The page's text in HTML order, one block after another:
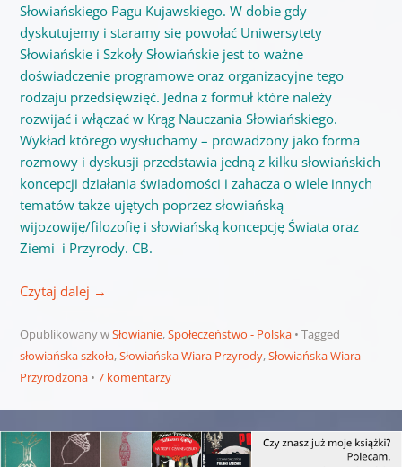
Słowiańskiego Pagu Kujawskiego. W dobie gdy
dyskutujemy i staramy się powołać Uniwersytety
Słowiańskie i Szkoły Słowiańskie jest to ważne
doświadczenie programowe oraz organizacyjne tego
rodzaju przedsięwzięć. Jedna z formuł które należy
rozwijać i włączać w Krąg Nauczania Słowiańskiego.
Wykład którego wysłuchamy – prowadzony jako forma
rozmowy i dyskusji przedstawia jedną z kilku słowiańskich
koncepcji działania świadomości i zahacza o wiele innych
tematów także ujętych poprzez słowiańską
wijozowiję/filozofię i słowiańską koncepcję Świata oraz
Ziemi i Przyrody. CB.
Czytaj dalej →
Opublikowany wSłowianie,Społeczeństwo - Polska
Tagged
słowiańska szkoła,Słowiańska Wiara Przyrody,Słowiańska Wiara
Przyrodzona
7 komentarzy